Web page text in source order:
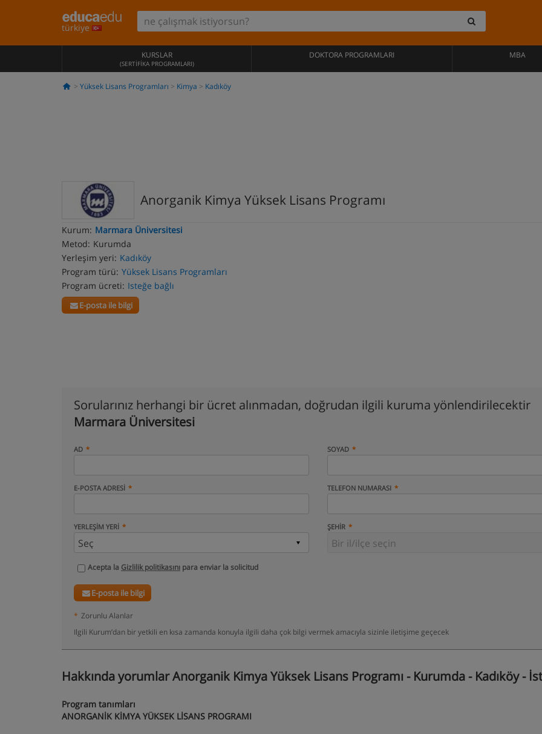
türkiye
KURSLAR
(SERTIFIKA PROGRAMLARI)
DOKTORA PROGRAMLARI MBA
Yüksek Lisans Programları Kimya Kadıköy
Anorganik Kimya Yüksek Lisans Programı
Kurum: Marmara Üniversitesi
Metod: Kurumda
Yerleşim yeri: Kadıköy
Program türü: Yüksek Lisans Programları
Program ücreti: Isteğe bağlı
E-posta ile bilgi
Sorularınız herhangi bir ücret alınmadan, doğrudan ilgili kuruma yönlendirilecektir
Marmara Üniversitesi
AD SOYAD
E-POSTA ADRESI TELEFON NUMARASI
YERLEŞIM YERI ŞEHIR
Acepta la Gizlilik politikasını para enviar la solicitud
E-posta ile bilgi
* Zorunlu Alanlar
Ilgili Kurum’dan bir yetkili en kısa zamanda konuyla ilgili daha çok bilgi vermek amacıyla sizinle iletişime geçecek
Hakkında yorumlar Anorganik Kimya Yüksek Lisans Programı - Kurumda - Kadıköy -
Program tanımları
ANORGANİK KİMYA YÜKSEK LİSANS PROGRAMI